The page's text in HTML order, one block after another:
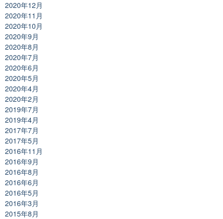
2020年12月
2020年11月
2020年10月
2020年9月
2020年8月
2020年7月
2020年6月
2020年5月
2020年4月
2020年2月
2019年7月
2019年4月
2017年7月
2017年5月
2016年11月
2016年9月
2016年8月
2016年6月
2016年5月
2016年3月
2015年8月